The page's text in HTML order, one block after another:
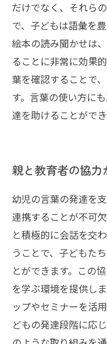
だけでなく、それら
で、子どもは語彙を
絵本の読み聞かせは
ることに非常に効果
葉を確認することで
す。言葉の使い方に
達を助けることができ
親と教育者の協力
幼児の言葉の発達を
連携することが不可
と積極的に会話を交
うことで、子どもた
とができます。この
を学ぶ環境を提供し
ップやセミナーを活
どもの発達段階に応